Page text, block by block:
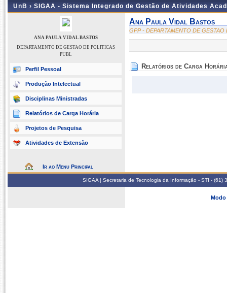
UnB › SIGAA - Sistema Integrado de Gestão de Atividades
ANA PAULA VIDAL BASTOS
DEPARTAMENTO DE GESTAO DE POLITICAS
PUBL
Perfil Pessoal
Produção Intelectual
Disciplinas Ministradas
Relatórios de Carga Horária
Projetos de Pesquisa
Atividades de Extensão
Ir ao Menu Principal
Ana Paula Vidal Bastos
GPP - DEPARTAMENTO DE GESTAO
Relatórios de Carga
SIGAA | Secretaria de Tecnologia da Informação - STI -
Modo